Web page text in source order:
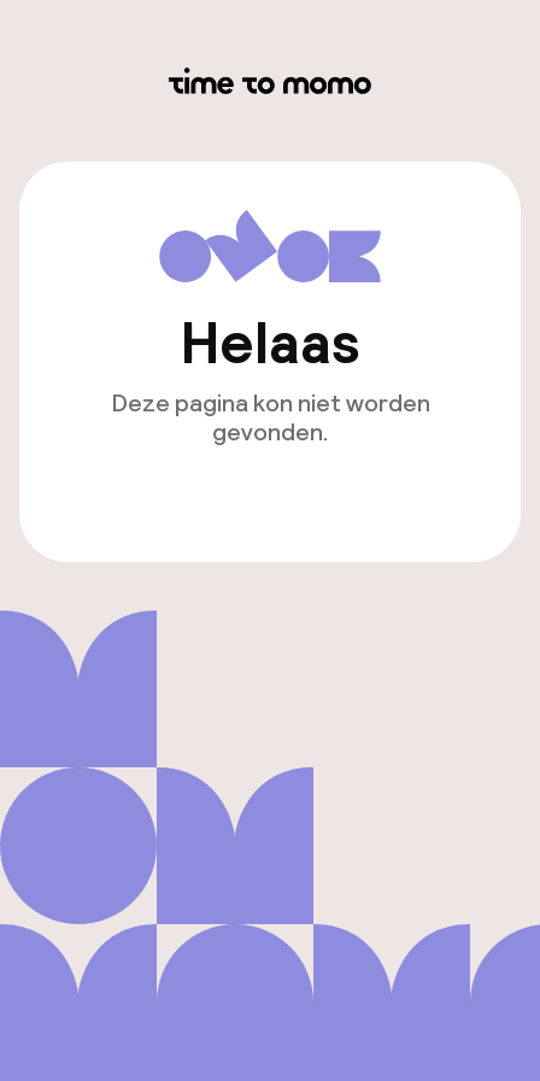
Helaas
Deze pagina kon niet worden
gevonden.